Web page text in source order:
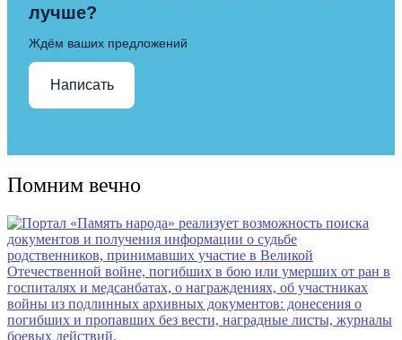
лучше?
Ждём ваших предложений
Написать
Помним вечно